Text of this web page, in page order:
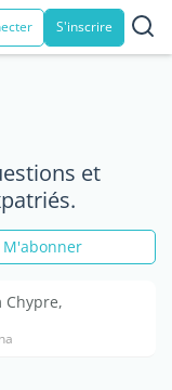
S'inscrire
et
M'abonner
Chypre,